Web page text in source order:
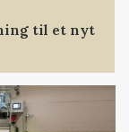
til et nyt